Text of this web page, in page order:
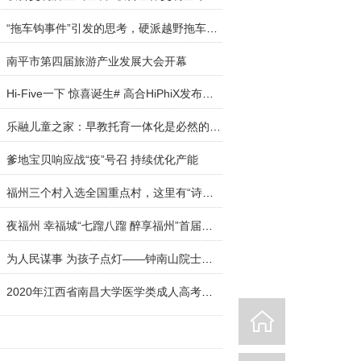
“拖车钩事件”引发的思考，硬派越野拖车钩哪家强
南平市第四届旅游产业发展大会开幕
Hi-Five一下 惊喜诞生# 高合HiPhiX发布圣诞“HiPh
乐融儿童之家：早教托育一体化是必然的趋势
爹地宝贝响应战“疫”号召 持续优化产能
福州三个村入选全国重点村，这里有“诗和远方”！
夜福州 幸福城“七蹓八蹓 醉享福州”首届福州文旅
为人民谋事 为孩子点灯——钟南山院士创新公益纪
2020年江西省南昌大学医学类成人高考，考生报考须